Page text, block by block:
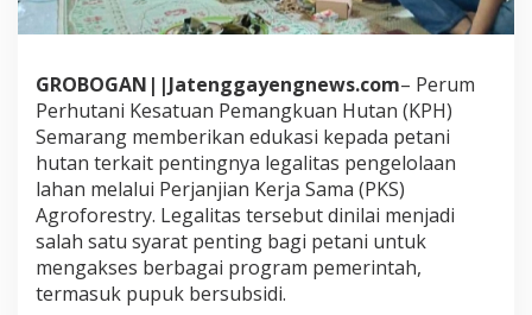
GROBOGAN||Jatenggayengnews.com– Perum
Perhutani Kesatuan Pemangkuan Hutan (KPH)
Semarang memberikan edukasi kepada petani
hutan terkait pentingnya legalitas pengelolaan
lahan melalui Perjanjian Kerja Sama (PKS)
Agroforestry. Legalitas tersebut dinilai menjadi
salah satu syarat penting bagi petani untuk
mengakses berbagai program pemerintah,
termasuk pupuk bersubsidi.